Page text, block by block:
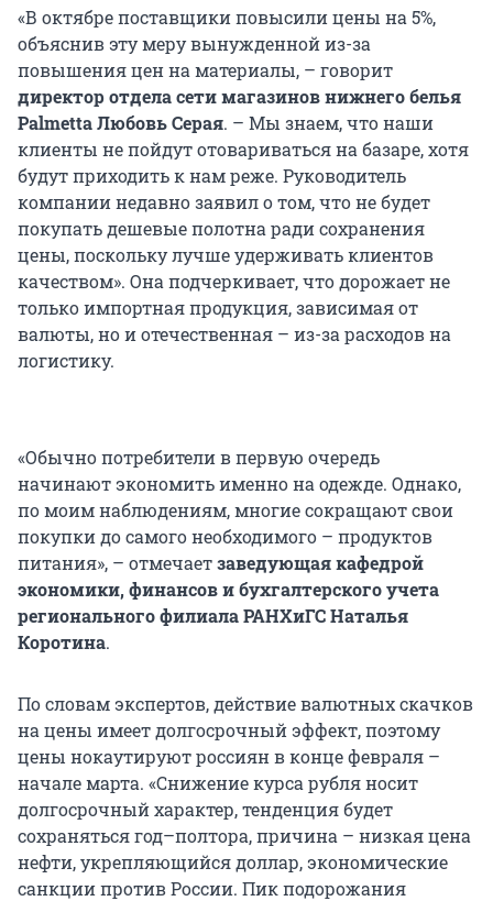
«В октябре поставщики повысили цены на 5%,
объяснив эту меру вынужденной из-за
повышения цен на материалы, – говорит
директор отдела сети магазинов нижнего белья
Palmetta Любовь Серая. – Мы знаем, что наши
клиенты не пойдут отовариваться на базаре, хотя
будут приходить к нам реже. Руководитель
компании недавно заявил о том, что не будет
покупать дешевые полотна ради сохранения
цены, поскольку лучше удерживать клиентов
качеством». Она подчеркивает, что дорожает не
только импортная продукция, зависимая от
валюты, но и отечественная – из-за расходов на
логистику.
«Обычно потребители в первую очередь
начинают экономить именно на одежде. Однако,
по моим наблюдениям, многие сокращают свои
покупки до самого необходимого – продуктов
питания», – отмечаетзаведующая кафедрой
экономики, финансов и бухгалтерского учета
регионального филиала РАНХиГС Наталья
Коротина.
По словам экспертов, действие валютных скачков
на цены имеет долгосрочный эффект, поэтому
цены нокаутируют россиян в конце февраля –
начале марта. «Снижение курса рубля носит
долгосрочный характер, тенденция будет
сохраняться год–полтора, причина – низкая цена
нефти, укрепляющийся доллар, экономические
санкции против России. Пик подорожания